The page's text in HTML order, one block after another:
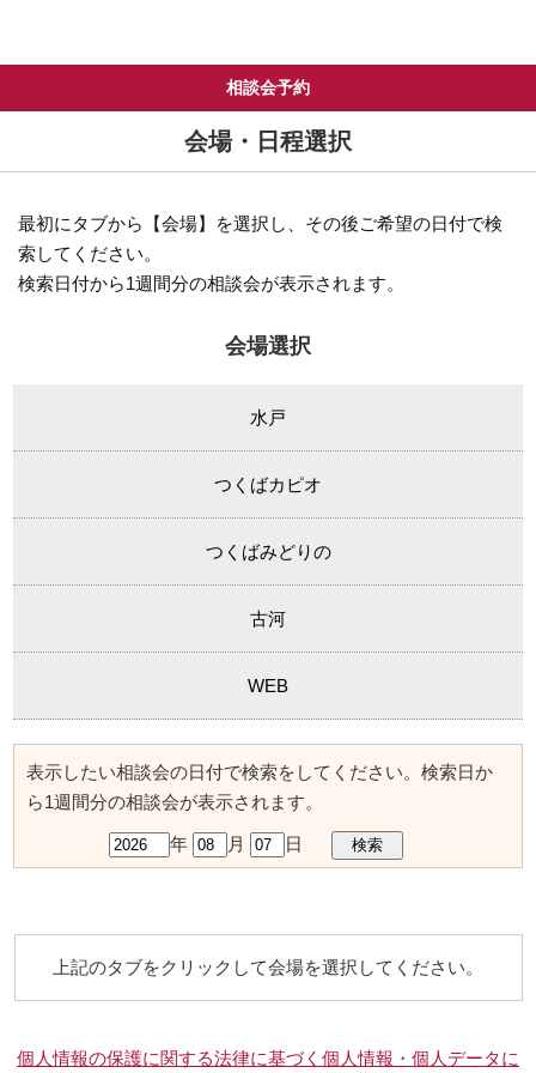
相談会予約
会場・日程選択
最初にタブから【会場】を選択し、その後ご希望の日付で検
索してください。
検索日付から1週間分の相談会が表示されます。
会場選択
水戸
つくばカピオ
つくばみどりの
古河
WEB
表示したい相談会の日付で検索をしてください。検索日か
ら1週間分の相談会が表示されます。
年 月 日
上記のタブをクリックして会場を選択してください。
個人情報の保護に関する法律に基づく個人情報・個人データに